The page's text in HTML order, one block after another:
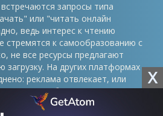
запросы типа
или "читать онлайн
ведь интерес к чтению
стремятся к самообразованию с
не все ресурсы предлагают
загрузку. На других платформах
реклама отвлекает, или
Проблема в том, что
сайтов немного. На нашем
X